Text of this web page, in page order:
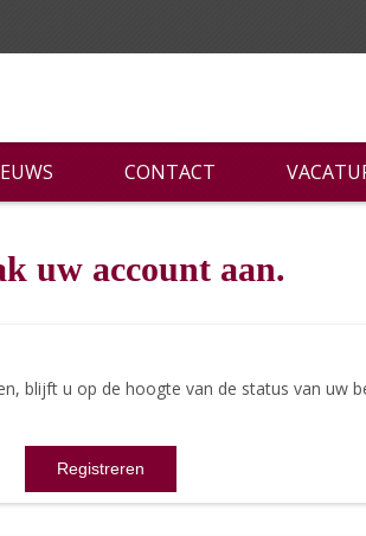
CONTACT
uw account aan.
blijft u op de hoogte van de status van uw